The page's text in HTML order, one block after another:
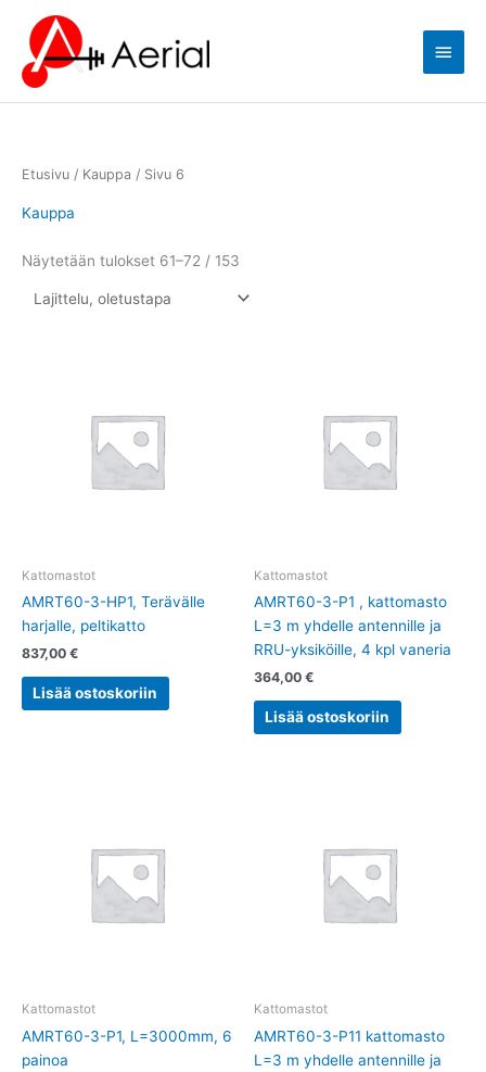
sisältöön
Etusivu / Kauppa / Sivu 6
Kauppa
Näytetään tulokset 61–72 / 153
Kattomastot
AMRT60-3-HP1, Terävälle
harjalle, peltikatto
837,00 €
Lisää ostoskoriin
Kattomastot
AMRT60-3-P1 , kattomasto
L=3 m yhdelle antennille ja
RRU-yksiköille, 4 kpl vaneria
364,00 €
Lisää ostoskoriin
Kattomastot
AMRT60-3-P1, L=3000mm, 6
painoa
Kattomastot
AMRT60-3-P11 kattomasto
L=3 m yhdelle antennille ja